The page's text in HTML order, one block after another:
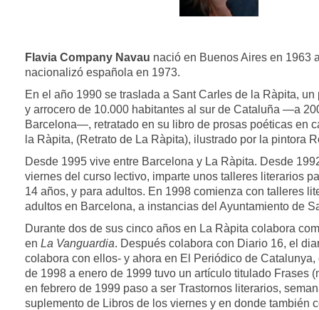
Flavia Company Navau nació en Buenos Aires en 1963
nacionalizó española en 1973.
En el año 1990 se traslada a Sant Carles de la Ràpita,
y arrocero de 10.000 habitantes al sur de Cataluña —a
Barcelona—, retratado en su libro de prosas poéticas en
la Ràpita, (Retrato de La Ràpita), ilustrado por la pintora
Desde 1995 vive entre Barcelona y La Ràpita. Desde
viernes del curso lectivo, imparte unos talleres literarios
14 años, y para adultos. En 1998 comienza con talleres
adultos en Barcelona, a instancias del Ayuntamiento de
Durante dos de sus cinco años en La Ràpita colabora
en La Vanguardia. Después colabora con Diario 16, el
colabora con ellos- y ahora en El Periódico de Catalunya,
de 1998 a enero de 1999 tuvo un artículo titulado Frases
en febrero de 1999 paso a ser Trastornos literarios,
suplemento de Libros de los viernes y en donde también